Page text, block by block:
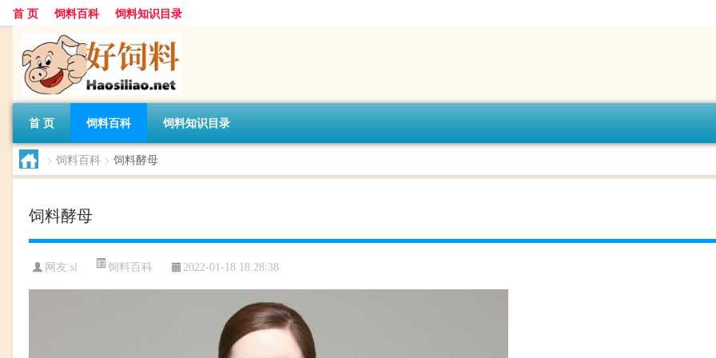
首 页 饲料百科 饲料知识目录
首 页 饲料百科 饲料知识目录
> 饲料百科 > 饲料酵母
饲料酵母
网友:sl 饲料百科 2022-01-18 18:28:38